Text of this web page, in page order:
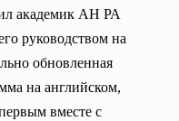
академик АН РА
руководством на
обновленная
на английском,
вместе с